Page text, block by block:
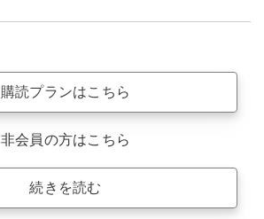
購読プランはこちら
非会員の方はこちら
続きを読む